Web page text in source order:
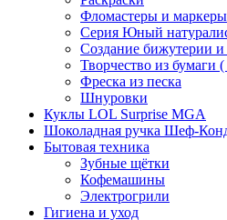
Фломастеры и маркеры
Серия Юный
Создание бижутерии и
Творчество из бумаги
Фреска из песка
Шнуровки
Куклы LOL Surprise MGA
Шоколадная ручка Шеф-
Бытовая техника
Зубные щётки
Кофемашины
Электрогрили
Гигиена и уход